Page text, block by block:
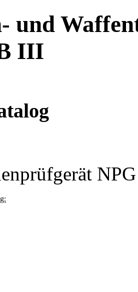
und
III